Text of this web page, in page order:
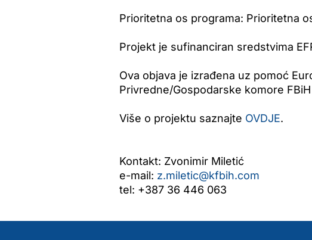
Prioritetna os programa: Prioritetna
Projekt je sufinanciran sredstvima
Ova objava je izrađena uz pomoć
Privredne/Gospodarske komore
Više o projektu saznajte OVDJE.
Kontakt: Zvonimir Miletić
e-mail: z.miletic@kfbih.com
tel: +387 36 446 063